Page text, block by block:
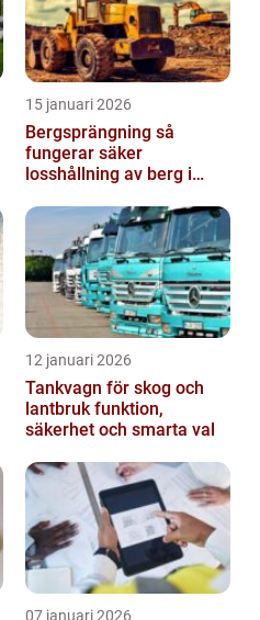
15 januari 2026
Bergsprängning så
fungerar säker
losshållning av berg i
12 januari 2026
Tankvagn för skog och
lantbruk funktion,
säkerhet och smarta val
07 januari 2026